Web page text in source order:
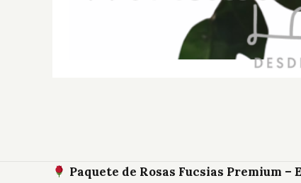
Paquete de Rosas Fucsias Premium –